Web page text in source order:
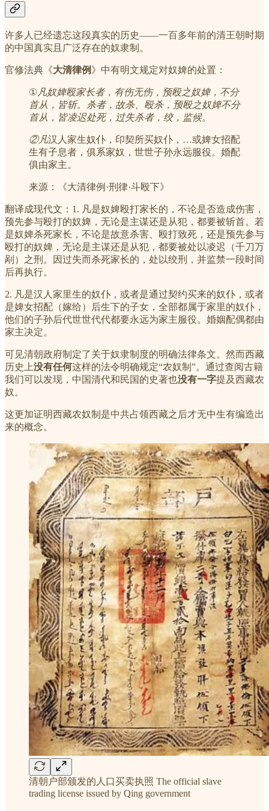
许多人已经遗忘这段真实的历史——一百多年前的清王朝时期
的中国真实且广泛存在的奴隶制。
官修法典《大清律例 》中有明文规定对奴婢的处置：
① 凡奴婢殴家长者，有伤无伤，预殴之奴婢，不分
首从，皆斩。杀者，故杀、殴杀，预殴之奴婢不分
首从，皆凌迟处死，过失杀者，绞，监候。
②凡汉人家生奴仆，印契所买奴仆，…或婢女招配
生有子息者，俱系家奴，世世子孙永远服役。婚配
俱由家主。
来源：《大清律例·刑律·斗殴下》
翻译成现代文：1. 凡是奴婢殴打家长的，不论是否造成伤害，
预先参与殴打的奴婢，无论是主谋还是从犯，都要被斩首。若
是奴婢杀死家长，不论是故意杀害、殴打致死，还是预先参与
殴打的奴婢，无论是主谋还是从犯，都要被处以凌迟（千刀万
剐）之刑。因过失而杀死家长的，处以绞刑，并监禁一段时间
后再执行。
2. 凡是汉人家里生的奴仆，或者是通过契约买来的奴仆，或者
是婢女招配（嫁给）后生下的子女，全部都属于家里的奴仆，
他们的子孙后代世世代代都要永远为家主服役。婚姻配偶都由
家主决定。
可见清朝政府制定了关于奴隶制度的明确法律条文。然而西藏
历史上没有任何这样的法令明确规定“农奴制”。通过查阅古籍
我们可以发现，中国清代和民国的史著也没有一字提及西藏农
奴。
这更加证明西藏农奴制是中共占领西藏之后才无中生有编造出
来的概念。
清朝户部颁发的人口买卖执照 The official slave
trading license issued by Qing government